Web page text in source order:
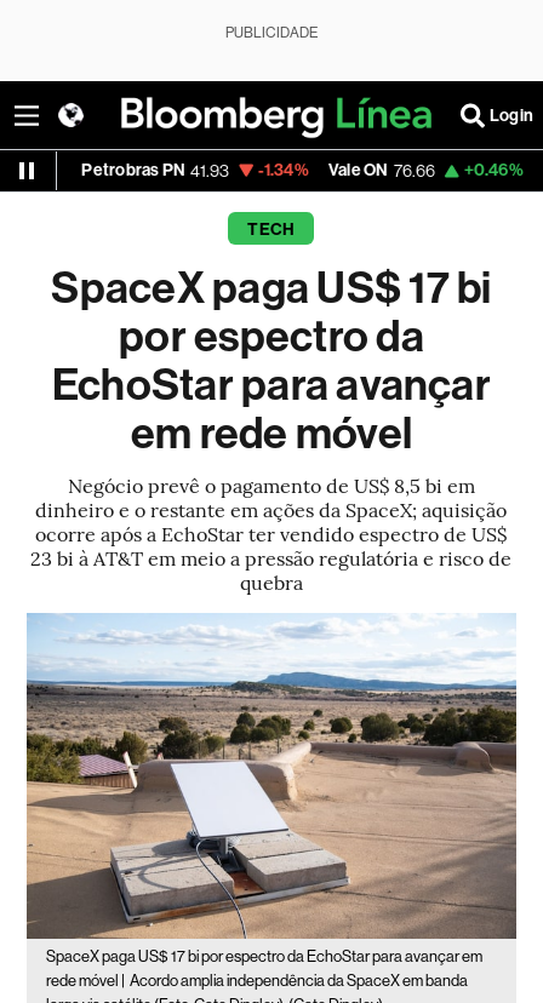
PUBLICIDADE
Login
PN 41.93 -1.34% Vale ON 76.66 +0.46% Itaú PN
TECH
SpaceX paga US$ 17 bi
por espectro da
EchoStar para avançar
em rede móvel
Negócio prevê o pagamento de US$ 8,5 bi em
dinheiro e o restante em ações da SpaceX; aquisição
ocorre após a EchoStar ter vendido espectro de US$
23 bi à AT&T em meio a pressão regulatória e risco de
quebra
SpaceX paga US$ 17 bi por espectro da EchoStar para avançar em
rede móvel |
Acordo amplia independência da SpaceX em banda